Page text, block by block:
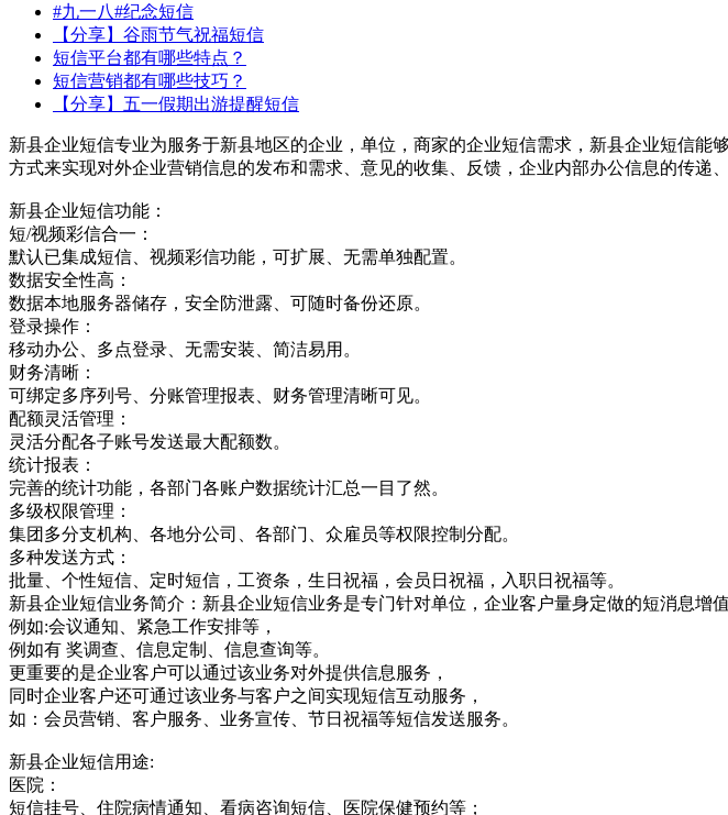
#九一八#纪念短信
【分享】谷雨节气祝福短信
短信平台都有哪些特点？
短信营销都有哪些技巧？
【分享】五一假期出游提醒短信
新县企业短信专业为服务于新县地区的企业，单位，商家的企业短信需求，新县企业短信
方式来实现对外企业营销信息的发布和需求、意见的收集、反馈，企业内部办公信息的传递、
新县企业短信功能：
短/视频彩信合一：
默认已集成短信、视频彩信功能，可扩展、无需单独配置。
数据安全性高：
数据本地服务器储存，安全防泄露、可随时备份还原。
登录操作：
移动办公、多点登录、无需安装、简洁易用。
财务清晰：
可绑定多序列号、分账管理报表、财务管理清晰可见。
配额灵活管理：
灵活分配各子账号发送最大配额数。
统计报表：
完善的统计功能，各部门各账户数据统计汇总一目了然。
多级权限管理：
集团多分支机构、各地分公司、各部门、众雇员等权限控制分配。
多种发送方式：
批量、个性短信、定时短信，工资条，生日祝福，会员日祝福，入职日祝福等。
新县企业短信业务简介：新县企业短信业务是专门针对单位，企业客户量身定做的短消息增
例如:会议通知、紧急工作安排等，
例如有 奖调查、信息定制、信息查询等。
更重要的是企业客户可以通过该业务对外提供信息服务，
同时企业客户还可通过该业务与客户之间实现短信互动服务，
如：会员营销、客户服务、业务宣传、节日祝福等短信发送服务。
新县企业短信用途:
医院：
短信挂号、住院病情通知、看病咨询短信、医院保健预约等；